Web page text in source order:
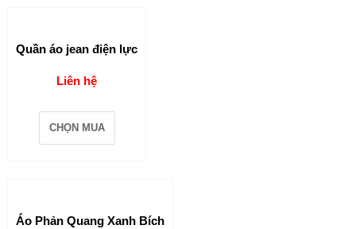
Quần áo jean điện lực
Liên hệ
CHỌN MUA
Áo Phản Quang Xanh Bích